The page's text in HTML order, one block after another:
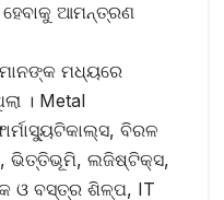
ହେବାକୁ ଆମନ୍ତ୍ରଣ
ମଧ୍ୟରେ
। Metal
ବିରଳ
ଭିତ୍ତିଭୂମି, ଲଜିଷ୍ଟିକ୍ସ,
ଓ ବସ୍ତ୍ର ଶିଳ୍ପ, IT